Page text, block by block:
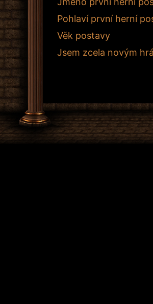
Pohlaví první herní
Věk postavy
Jsem zcela novým